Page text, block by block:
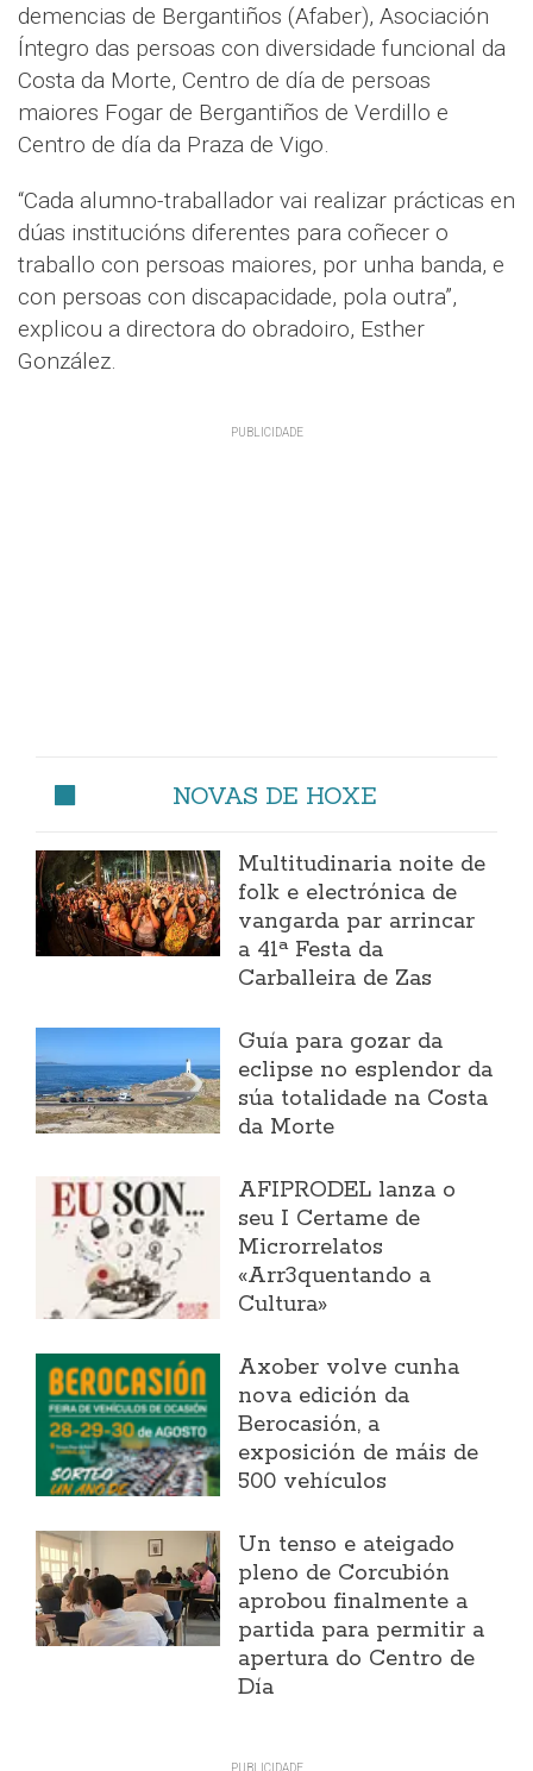
demencias de Bergantiños (Afaber), Asociación
Íntegro das persoas con diversidade funcional da
Costa da Morte, Centro de día de persoas
maiores Fogar de Bergantiños de Verdillo e
Centro de día da Praza de Vigo.
“Cada alumno-traballador vai realizar prácticas en
dúas institucións diferentes para coñecer o
traballo con persoas maiores, por unha banda, e
con persoas con discapacidade, pola outra”,
explicou a directora do obradoiro, Esther
González.
NOVAS DE HOXE
Multitudinaria noite de
folk e electrónica de
vangarda par arrincar
a 41ª Festa da
Carballeira de Zas
Guía para gozar da
eclipse no esplendor da
súa totalidade na Costa
da Morte
AFIPRODEL lanza o
seu I Certame de
Microrrelatos
«Arr3quentando a
Cultura»
Axober volve cunha
nova edición da
Berocasión, a
exposición de máis de
500 vehículos
Un tenso e ateigado
pleno de Corcubión
aprobou finalmente a
partida para permitir a
apertura do Centro de
Día